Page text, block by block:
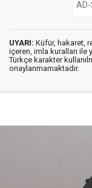
UYARI: Küfür, hakaret,
içeren, imla kuralları ile
Türkçe karakter
onaylanmamaktadır.